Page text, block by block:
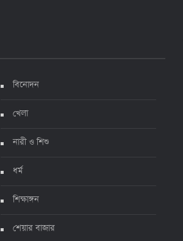
বিনোদন
খেলা
নারী ও শিশু
ধর্ম
শিক্ষাঙ্গন
শেয়ার বাজার